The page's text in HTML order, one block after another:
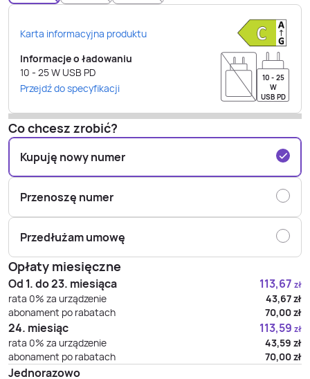
Karta informacyjna produktu
Informacje o ładowaniu
10 - 25W USB PD
Przejdź do specyfikacji
10 - 25
W
USB PD
Co chcesz zrobić?
Kupuję nowy numer
Przenoszę numer
Przedłużam umowę
Opłaty miesięczne
Od 1. do 23. miesiąca 113,67 zł
rata 0% za urządzenie 43,67zł
abonament po rabatach
70,00zł
24. miesiąc 113,59 zł
rata 0% za urządzenie 43,59 zł
abonament po rabatach
70,00zł
Jednorazowo